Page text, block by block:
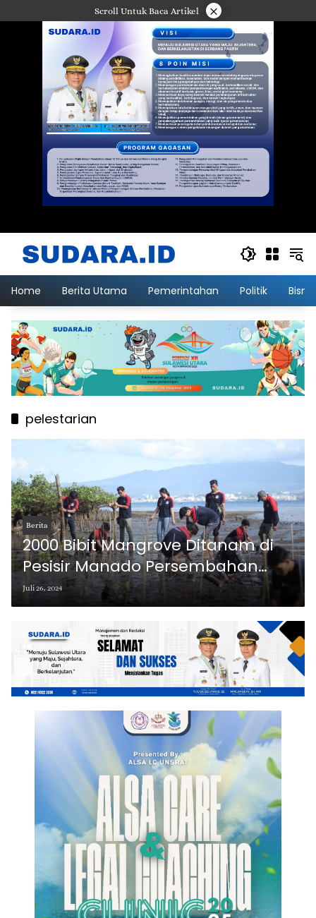
ke
Scroll Untuk Baca Artikel ×
Home Berita Utama Pemerintahan Politik
pelestarian
Berita
2000 Bibit Mangrove Ditanam di
Pesisir Manado Persembahan
Alfamidi
Juli 26, 2024